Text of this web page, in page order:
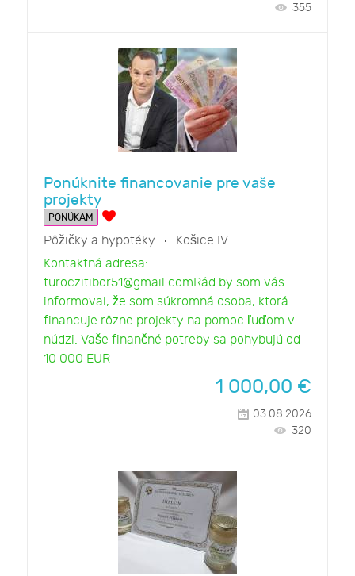
355
Ponúknite financovanie pre vaše
projekty
PONÚKAM
Pôžičky a hypotéky
Košice IV
Kontaktná adresa:
turoczitibor51@gmail.comRád by som vás
informoval, že som súkromná osoba, ktorá
financuje rôzne projekty na pomoc ľuďom v
núdzi. Vaše finančné potreby sa pohybujú od
10 000 EUR
1 000,00 €
03.08.2026
320